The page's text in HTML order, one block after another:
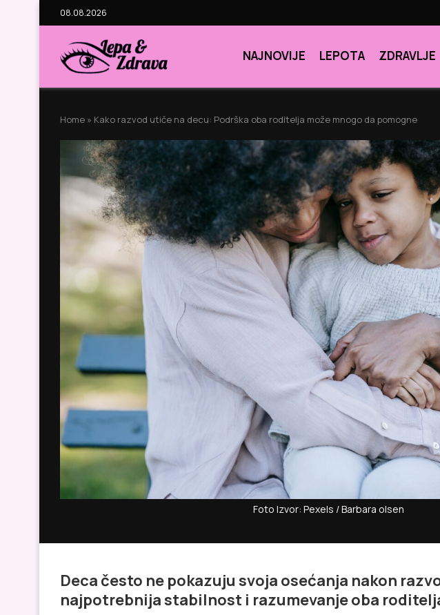
08.08.2026
NAJNOVIJE LEPOTA ZDRAVLJE
Home » Kako razvod utiče na decu: Podrška oba roditelja može mnogo da pomogne
Foto Izvor: Pexels / Barbara olsen
Deca često ne pokazuju svoja osećanja nakon
najpotrebnija stabilnost i razumevanje oba